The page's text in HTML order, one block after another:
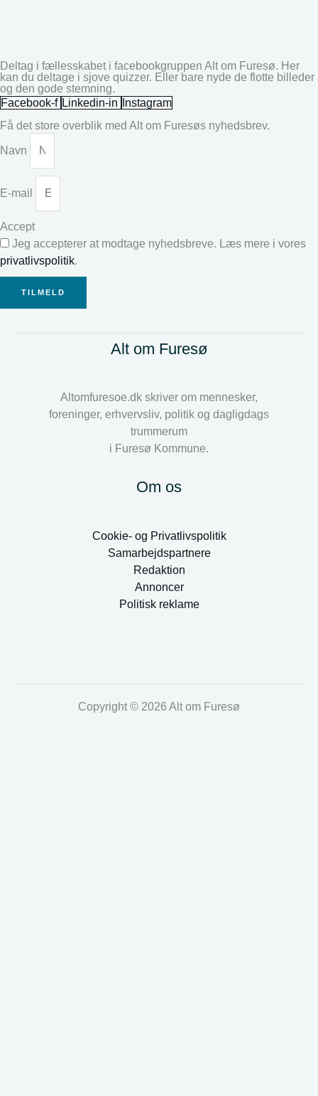
Deltag i fællesskabet i facebookgruppen Alt om Furesø. Her
kan du deltage i sjove quizzer. Eller bare nyde de flotte billeder
og den gode stemning.
Facebook-f Linkedin-in
Instagram
Få det store overblik med Alt om Furesøs nyhedsbrev.
Navn
E-mail
Accept
Jeg accepterer at modtage nyhedsbreve. Læs mere i vores
privatlivspolitik.
TILMELD
Alt om Furesø
Altomfuresoe.dk skriver om mennesker,
foreninger, erhvervsliv, politik og dagligdags
trummerum
i Furesø Kommune.
Om os
Cookie- og Privatlivspolitik
Samarbejdspartnere
Redaktion
Annoncer
Politisk reklame
Copyright © 2026 Alt om Furesø